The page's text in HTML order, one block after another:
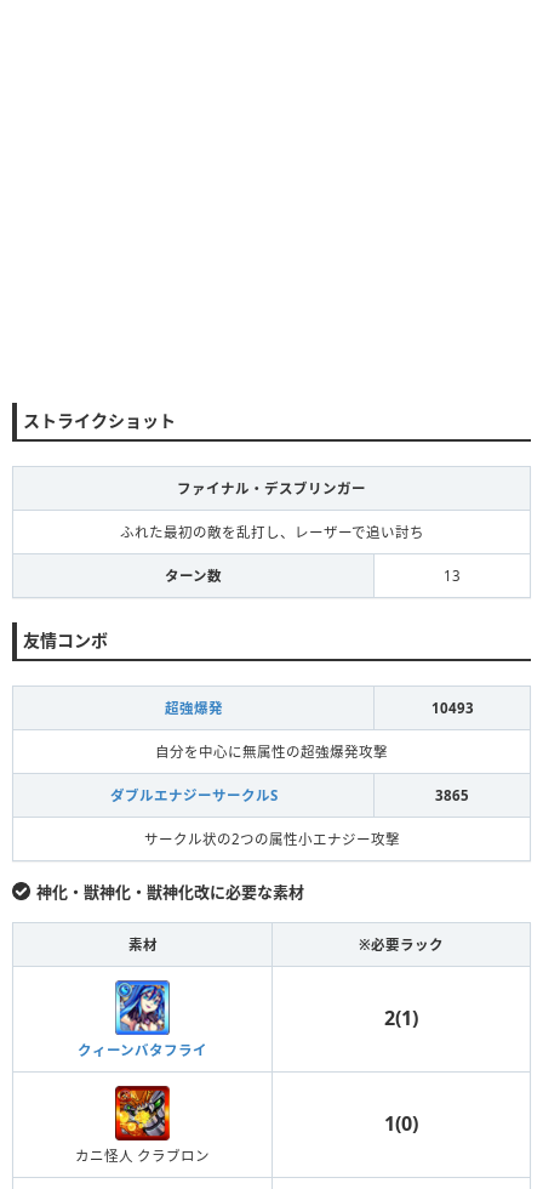
ストライクショット
ファイナル・デスブリンガー
ふれた最初の敵を乱打し、レーザーで追い討ち
ターン数 13
友情コンボ
超強爆発 10493
自分を中心に無属性の超強爆発攻撃
ダブルエナジーサークルS 3865
サークル状の2つの属性小エナジー攻撃
神化・獣神化・獣神化改に必要な素材
素材 ※必要ラック
クィーンバタフライ
2(1)
カニ怪人 クラブロン
1(0)